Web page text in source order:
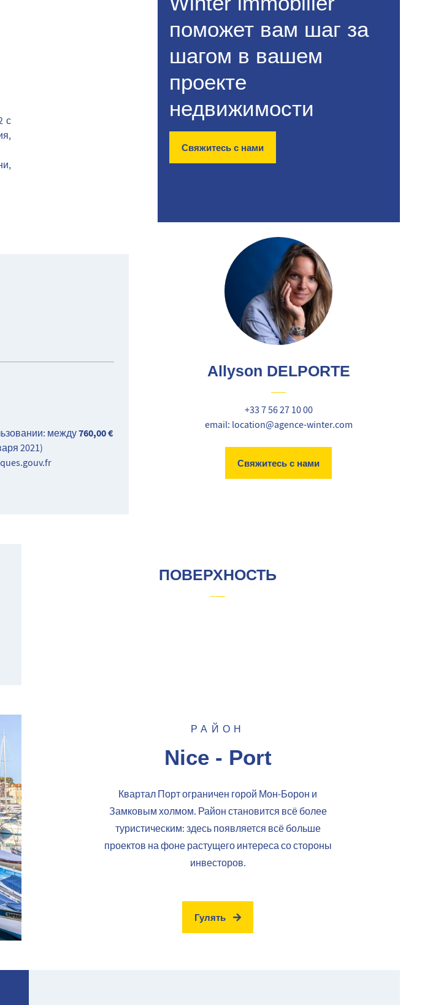
с
между760,00 €
2021)
поможет вам шаг за
шагом в вашем
проекте
недвижимости
Свяжитесь с нами
Allyson DELPORTE
+33 7 56 27 10 00
email: location@agence-winter.com
Свяжитесь с нами
ПОВЕРХНОСТЬ
РАЙОН
Nice - Port
Квартал Порт ограничен горой Мон-Борон и
Замковым холмом. Район становится всё более
туристическим: здесь появляется всё больше
проектов на фоне растущего интереса со стороны
инвесторов.
Гулять